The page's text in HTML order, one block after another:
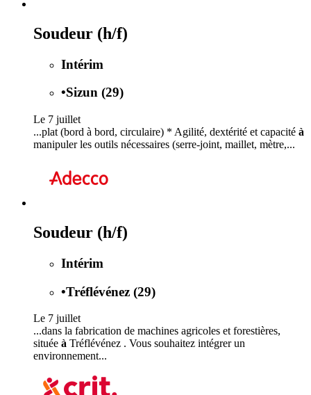
Soudeur (h/f)
Intérim
•Sizun (29)
Le 7 juillet
...plat (bord à bord, circulaire) * Agilité, dextérité et capacité à
manipuler les outils nécessaires (serre-joint, maillet, mètre,...
Soudeur (h/f)
Intérim
•Tréflévénez (29)
Le 7 juillet
...dans la fabrication de machines agricoles et forestières,
située à Tréflévénez . Vous souhaitez intégrer un
environnement...